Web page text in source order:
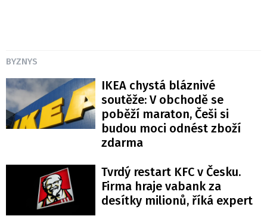
BYZNYS
IKEA chystá bláznivé
soutěže: V obchodě se
poběží maraton, Češi si
budou moci odnést zboží
zdarma
Tvrdý restart KFC v Česku.
Firma hraje vabank za
desítky milionů, říká expert